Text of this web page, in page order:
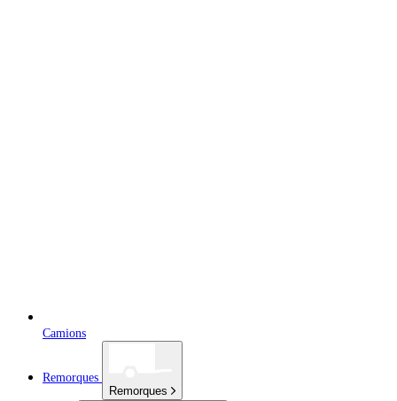
Camions
Remorques
Remorques